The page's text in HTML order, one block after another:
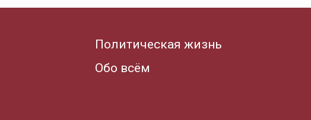
Политическая жизнь
Обо всём